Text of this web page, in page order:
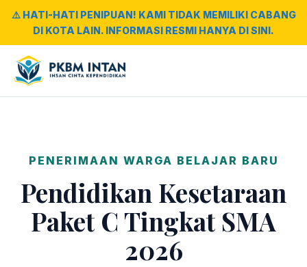
⚠️ HATI-HATI PENIPUAN! KAMI TIDAK MEMILIKI CABANG
DI KOTA LAIN. INFORMASI RESMI HANYA DI SINI.
PENERIMAAN WARGA BELAJAR BARU
Pendidikan Kesetaraan
Paket C Tingkat SMA
2026